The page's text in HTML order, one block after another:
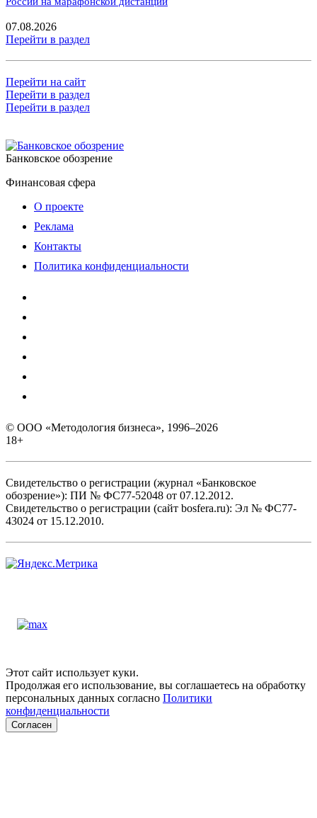
07.08.2026
Перейти в раздел
Перейти на сайт
Перейти в раздел
Перейти в раздел
Банковское обозрение
Финансовая сфера
О проекте
Реклама
Контакты
Политика конфиденциальности
© ООО «Методология бизнеса», 1996–2026
18+
Свидетельство о регистрации (журнал «Банковское
обозрение»): ПИ № ФС77-52048 от 07.12.2012.
Свидетельство о регистрации (сайт bosfera.ru): Эл № ФС77-
43024 от 15.12.2010.
Этот сайт использует куки.
Продолжая его использование, вы соглашаетесь на обработку
персональных данных согласно Политики
конфиденциальности
Согласен